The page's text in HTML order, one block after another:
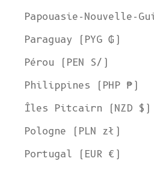
Papouasie-Nouvelle-
Paraguay (PYG ₲)
Pérou (PEN S/)
Philippines (PHP ₱)
Îles Pitcairn (NZD $)
Pologne (PLN zł)
Portugal (EUR €)